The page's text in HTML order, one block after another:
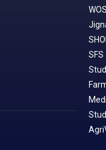
SFS